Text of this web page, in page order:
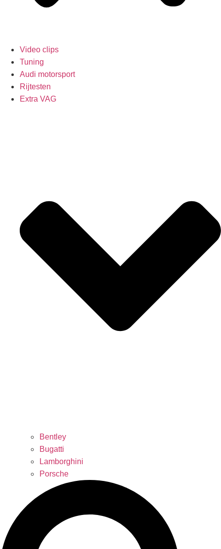
Video clips
Tuning
Audi motorsport
Rijtesten
Extra VAG
Bentley
Bugatti
Lamborghini
Porsche